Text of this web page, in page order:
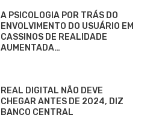
A PSICOLOGIA POR TRÁS DO
ENVOLVIMENTO DO USUÁRIO EM
CASSINOS DE REALIDADE
AUMENTADA…
REAL DIGITAL NÃO DEVE
CHEGAR ANTES DE 2024, DIZ
BANCO CENTRAL